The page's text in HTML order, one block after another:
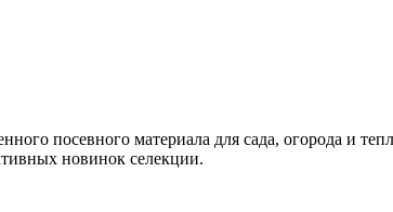
посевного материала для сада, огорода и
новинок селекции.